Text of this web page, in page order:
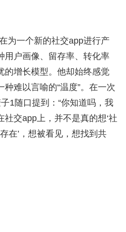
为一个新的社交app进行产
用户画像、留存率、转化率
的增长模型。他却始终感觉
难以言喻的“温度”。在一次
1随口提到：“你知道吗，我
社交app上，并不是真的想‘社
在’，想被看见，想找到共